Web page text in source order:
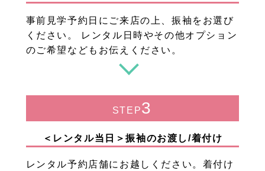
事前見学予約日にご来店の上、振袖をお選び
ください。 レンタル日時やその他オプション
のご希望などもお伝えください。
STEP3
＜レンタル当日＞振袖のお渡し/着付け
レンタル予約店舗にお越しください。着付け